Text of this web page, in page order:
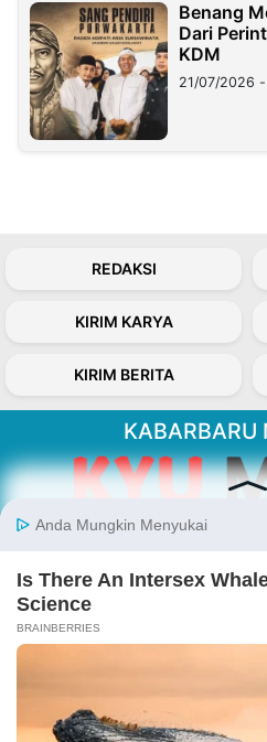
Benang
Dari
KDM
21/07/2026
REDAKSI
KIRIM KARYA
KIRIM BERITA
KABARBARU